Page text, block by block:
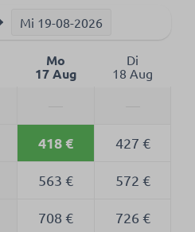
Mi 19-08-2026
Mo
17 Aug
Di
18 Aug
418 € 427 €
563 € 572 €
708 € 726 €